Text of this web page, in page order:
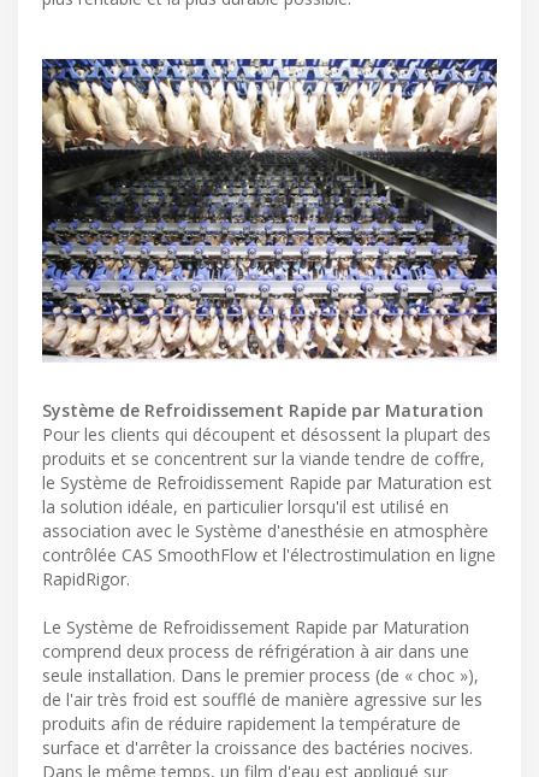
Système de Refroidissement Rapide par Maturation
Pour les clients qui découpent et désossent la plupart des
produits et se concentrent sur la viande tendre de coffre,
le Système de Refroidissement Rapide par Maturation est
la solution idéale, en particulier lorsqu'il est utilisé en
association avec le Système d'anesthésie en atmosphère
contrôlée CAS SmoothFlow et l'électrostimulation en ligne
RapidRigor.
Le Système de Refroidissement Rapide par Maturation
comprend deux process de réfrigération à air dans une
seule installation. Dans le premier process (de « choc »),
de l'air très froid est soufflé de manière agressive sur les
produits afin de réduire rapidement la température de
surface et d'arrêter la croissance des bactéries nocives.
Dans le même temps, un film d'eau est appliqué sur